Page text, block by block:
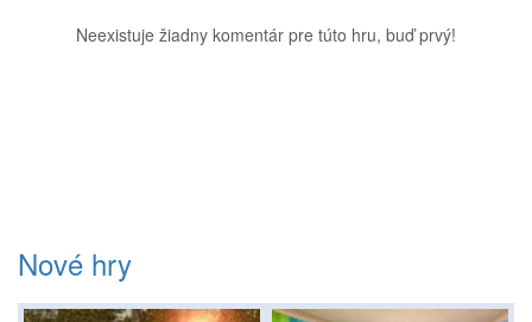
Neexistuje žiadny komentár pre túto hru, buď prvý!
Nové hry